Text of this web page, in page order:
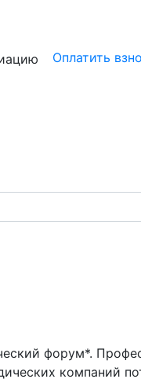
Оплатить
форум*.
компаний